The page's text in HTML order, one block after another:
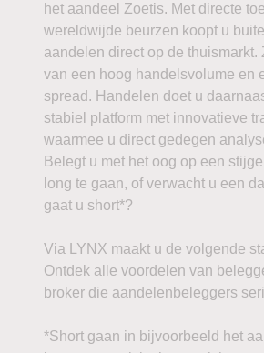
het aandeel Zoetis. Met directe
wereldwijde beurzen koopt u
aandelen direct op de thuismarkt.
van een hoog handelsvolume en
spread. Handelen doet u
stabiel platform met innovatieve
waarmee u direct gedegen
Belegt u met het oog op een
long te gaan, of verwacht u een
gaat u short*?
Via LYNX maakt u de volgende
Ontdek alle voordelen van
broker die aandelenbeleggers
*Short gaan in bijvoorbeeld het